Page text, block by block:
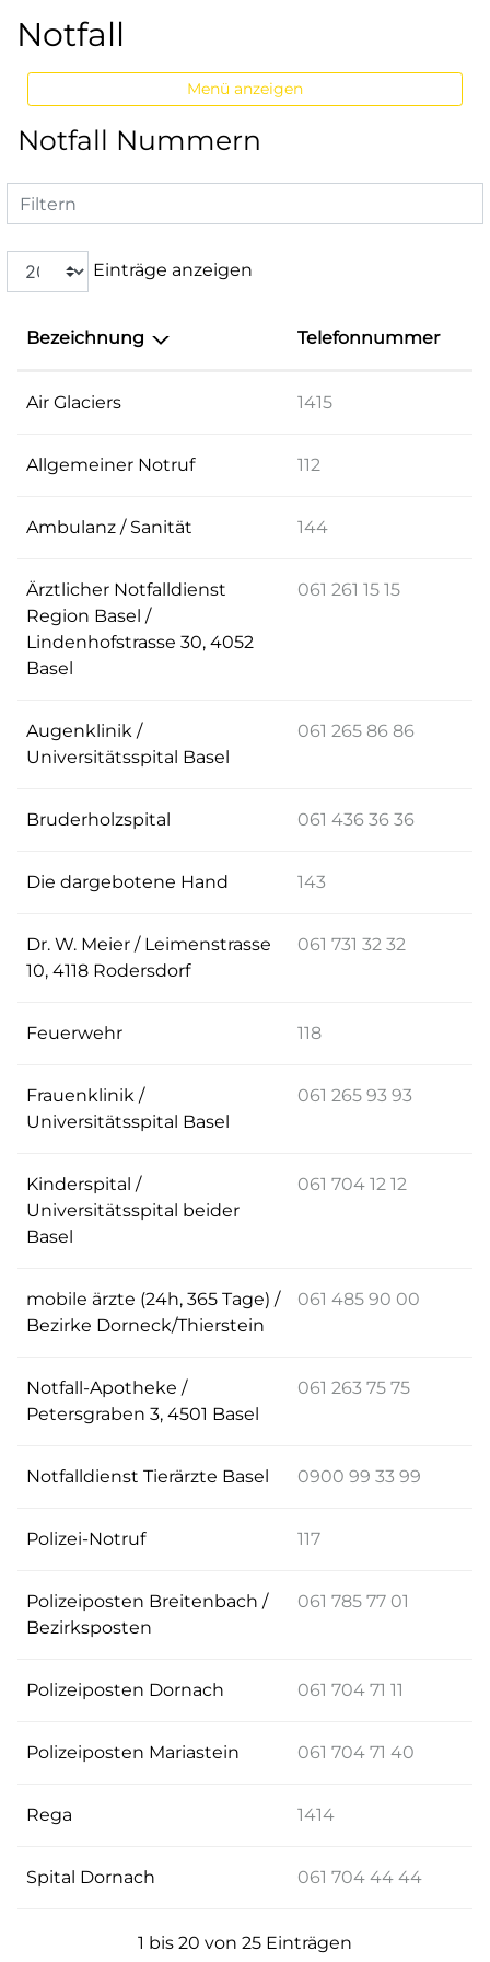
Notfall
Menü anzeigen
Notfall Nummern
Filtern
Einträge anzeigen
Bezeichnung Telefonnummer
Air Glaciers 1415
Allgemeiner Notruf 112
Ambulanz / Sanität 144
Ärztlicher Notfalldienst
Region Basel /
Lindenhofstrasse 30, 4052
Basel
061 261 15 15
Augenklinik /
Universitätsspital Basel
061 265 86 86
Bruderholzspital 061 436 36 36
Die dargebotene Hand 143
Dr. W. Meier / Leimenstrasse
10, 4118 Rodersdorf
061 731 32 32
Feuerwehr 118
Frauenklinik /
Universitätsspital Basel
061 265 93 93
Kinderspital /
Universitätsspital beider
Basel
061 704 12 12
mobile ärzte (24h, 365 Tage) /
Bezirke Dorneck/Thierstein
061 485 90 00
Notfall-Apotheke /
Petersgraben 3, 4501 Basel
061 263 75 75
Notfalldienst Tierärzte Basel 0900 99 33 99
Polizei-Notruf 117
Polizeiposten Breitenbach /
Bezirksposten
061 785 77 01
Polizeiposten Dornach 061 704 71 11
Polizeiposten Mariastein 061 704 71 40
Rega 1414
Spital Dornach 061 704 44 44
1 bis 20 von 25 Einträgen